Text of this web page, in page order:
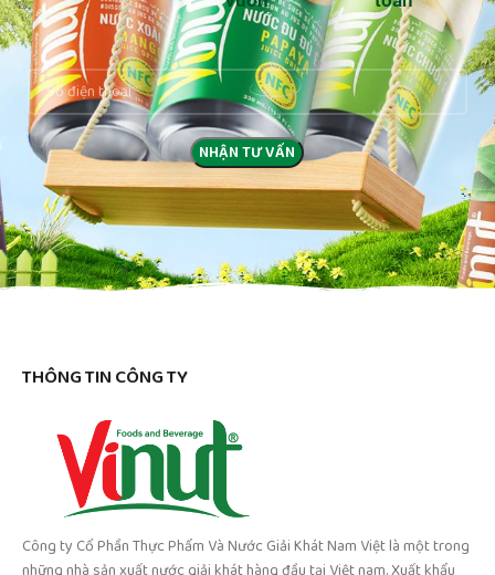
THÔNG TIN CÔNG TY
Công ty Cổ Phần Thực Phẩm Và Nước Giải Khát Nam Việt là một trong